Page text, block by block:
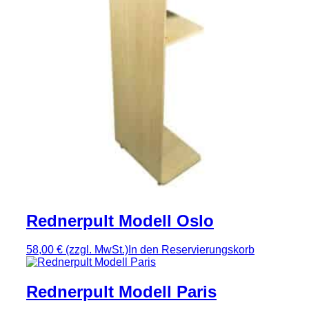
Rednerpult Modell Oslo
58,00 € (zzgl. MwSt.) In den Reservierungskorb
Rednerpult Modell Paris